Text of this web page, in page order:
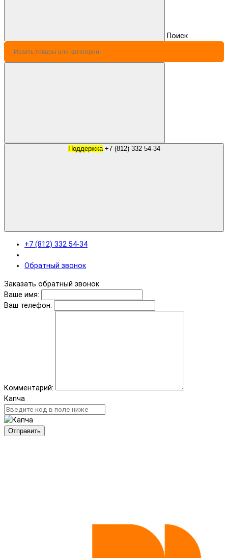
Поиск
Поддержка +7 (812) 332 54-34
+7 (812) 332 54-34
Обратный звонок
Заказать обратный звонок
Ваше имя:
Ваш телефон:
Комментарий:
Капча
Отправить